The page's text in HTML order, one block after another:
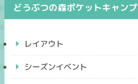
どうぶつの森ポケットキャンプ
レイアウト
シーズンイベント